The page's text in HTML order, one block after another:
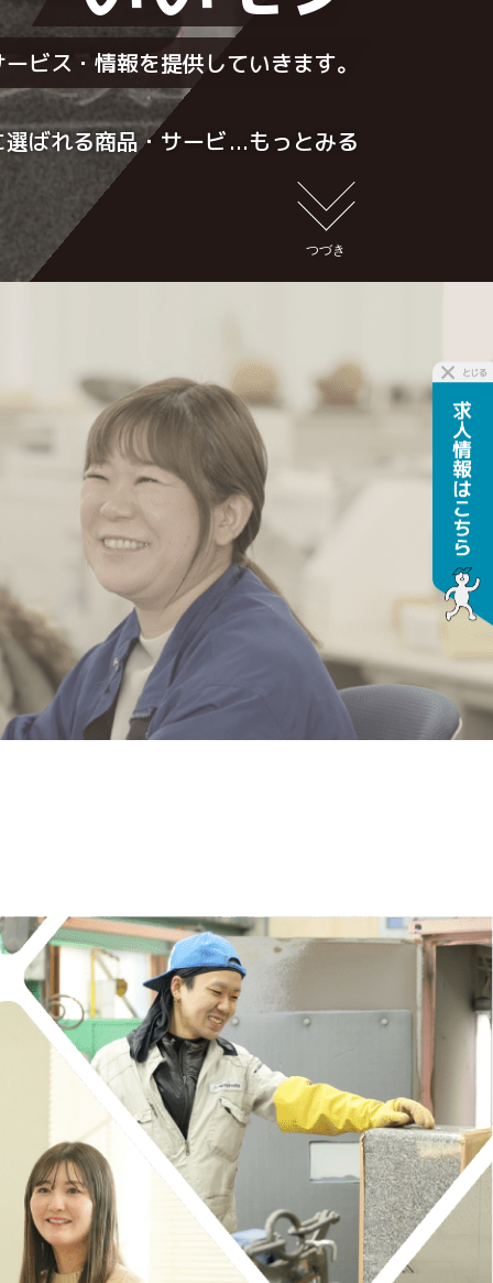
ビス・情報を提供していきます。
ばれる商品・サービ
提供し、その価値を
努力を私たちは怠り
、オリジナル商品は
墓石以外の新ジャン
行い、同時に機械化
ロボット化による原
飽くなき挑戦をして
MORE >>
つづき